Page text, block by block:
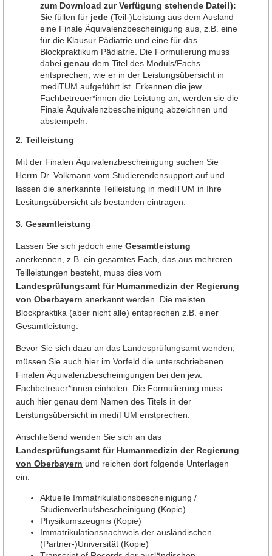
zum Download zur Verfügung stehende Datei!):
Sie füllen für jede (Teil-)Leistung aus dem Ausland
eine Finale Äquivalenzbescheinigung aus, z.B. eine
für die Klausur Pädiatrie und eine für das
Blockpraktikum Pädiatrie. Die Formulierung muss
dabeigenaudem Titel des Moduls/Fachs
entsprechen, wie er in der Leistungsübersicht in
mediTUM aufgeführt ist. Erkennen die jew.
Fachbetreuer*innen die Leistung an, werden sie die
Finale Äquivalenzbescheinigung abzeichnen und
abstempeln.
2. Teilleistung
Mit der Finalen Äquivalenzbescheinigung suchen Sie
Herrn Dr. Volkmann vom Studierendensupport auf und
lassen die anerkannte Teilleistung in mediTUM in Ihre
Lesitungsübersicht als bestanden eintragen.
3. Gesamtleistung
Lassen Sie sich jedoch eineGesamtleistung
anerkennen, z.B. ein gesamtes Fach, das aus mehreren
Teilleistungen besteht, muss dies vom
Landesprüfungsamt für Humanmedizin der Regierung
von Oberbayern anerkannt werden. Die meisten
Blockpraktika (aber nicht alle) entsprechen z.B. einer
Gesamtleistung.
Bevor Sie sich dazu an das Landesprüfungsamt wenden,
müssen Sie auch hier im Vorfeld die unterschriebenen
Finalen Äquivalenzbescheinigungen bei den jew.
Fachbetreuer*innen einholen. Die Formulierung muss
auch hier genau dem Namen des Titels in der
Leistungsübersicht in mediTUM enstprechen.
Anschließend wenden Sie sich an das
Landesprüfungsamt für Humanmedizin der Regierung
von Oberbayern und reichen dort folgende Unterlagen
ein:
Aktuelle Immatrikulationsbescheinigung /
Studienverlaufsbescheinigung (Kopie)
Physikumszeugnis (Kopie)
Immatrikulationsnachweis der ausländischen
(Partner-)Universität (Kopie)